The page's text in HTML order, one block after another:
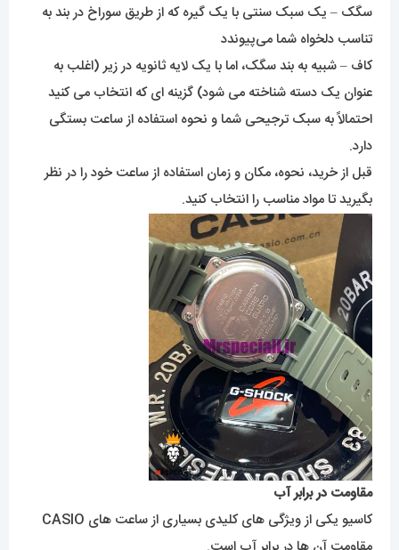
سگک – یک سبک سنتی با یک گیره که از طریق سوراخ در بند به
تناسب دلخواه شما می‌پیوندد
کاف – شبیه به بند سگک، اما با یک لایه ثانویه در زیر (اغلب به
عنوان یک دسته شناخته می شود) گزینه ای که انتخاب می کنید
احتمالاً به سبک ترجیحی شما و نحوه استفاده از ساعت بستگی
دارد.
قبل از خرید، نحوه، مکان و زمان استفاده از ساعت خود را در نظر
بگیرید تا مواد مناسب را انتخاب کنید.
مقاومت در برابر آب
کاسیو
یکی از ویژگی های کلیدی بسیاری از ساعت های CASIO